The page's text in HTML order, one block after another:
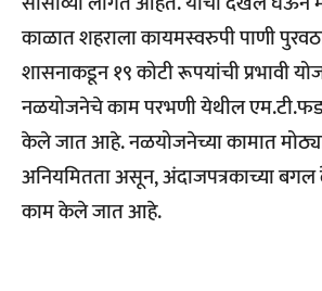
काळात शहराला कायमस्वरुपी पाणी
शासनाकडून १९ कोटी रूपयांची प्रभावी
नळयोजनेचे काम परभणी येथील एम.टी.फड
केले जात आहे. नळयोजनेच्या कामात
अनियमितता असून, अंदाजपत्रकाच्या
काम केले जात आहे.